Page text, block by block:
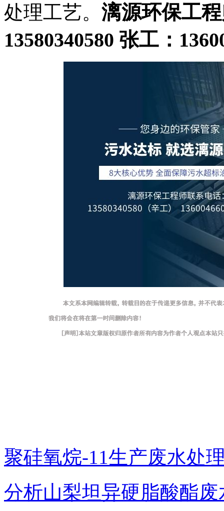
处理工艺。 漓源环保工
13580340580 张工：
聚硅氧烷-11生产废水处
分析山梨坦异硬脂酸酯